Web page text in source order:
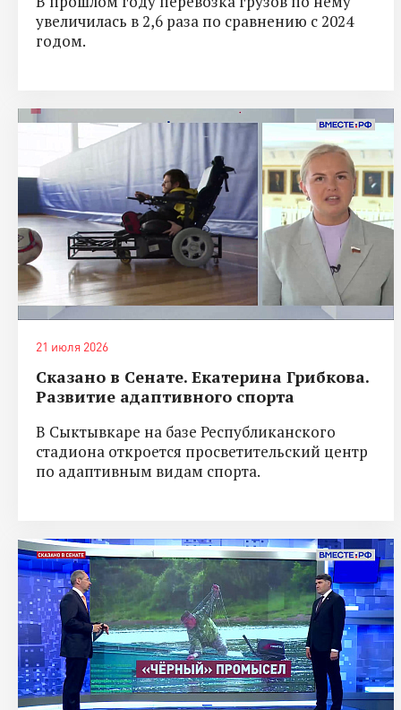
увеличилась в 2,6 раза по сравнению с 2024
годом.
21 июля 2026
Сказано в Сенате. Екатерина Грибкова.
Развитие адаптивного спорта
В Сыктывкаре на базе Республиканского
стадиона откроется просветительский центр
по адаптивным видам спорта.